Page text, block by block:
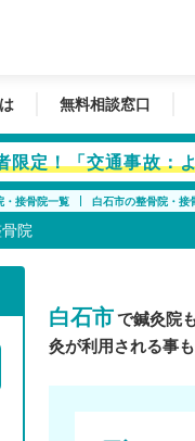
無料相談窓口
限定！「交通事故：
・接骨院一覧 白石市の整骨院・接
院
白石市で鍼灸院
灸が利用される事も